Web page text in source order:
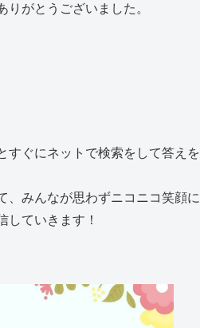
がとうございました。
すぐにネットで検索をして答えを
、みんなが思わずニコニコ笑顔に
していきます！